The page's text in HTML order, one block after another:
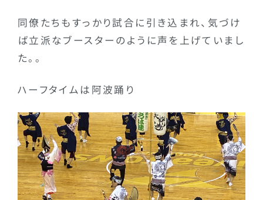
同僚たちもすっかり試合に引き込まれ、気づけ
ば立派なブースターのように声を上げていまし
た。。
ハーフタイムは阿波踊り